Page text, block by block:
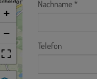
+
−
Nachname
Telefon